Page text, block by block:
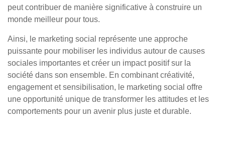
peut contribuer de manière significative à construire un
monde meilleur pour tous.
Ainsi, le marketing social représente une approche
puissante pour mobiliser les individus autour de causes
sociales importantes et créer un impact positif sur la
société dans son ensemble. En combinant créativité,
engagement et sensibilisation, le marketing social offre
une opportunité unique de transformer les attitudes et les
comportements pour un avenir plus juste et durable.